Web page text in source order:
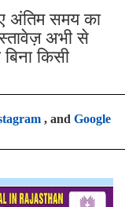
अंतिम समय का
अभी से
किसी
, and Google